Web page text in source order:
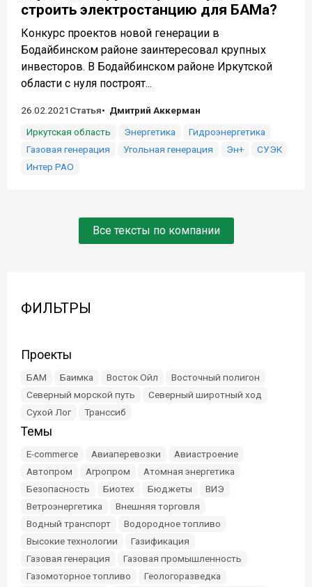
строить электростанцию для БАМа?
Конкурс проектов новой генерации в
Бодайбинском районе заинтересовал крупных
инвесторов. В Бодайбинском районе Иркутской
области с нуля построят...
26.02.2021 Статья
Дмитрий Аккерман
Иркутская область
Энергетика
Гидроэнергетика
Газовая генерация
Угольная генерация Эн+
СУЭК
Интер РАО
Все тексты по компании
ФИЛЬТРЫ
Проекты
БАМ Баимка Восток Ойл
Восточный полигон
Северный морской путь
Северный широтный ход
Сухой Лог
Транссиб
Темы
E-commerce Авиаперевозки
Авиастроение
Автопром
Агропром
Атомная энергетика
Безопасность
Биотех Бюджеты
ВИЭ
Ветроэнергетика
Внешняя торговля
Водный транспорт
Водородное топливо
Высокие технологии
Газификация
Газовая генерация
Газовая промышленность
Газомоторное топливо
Геологоразведка